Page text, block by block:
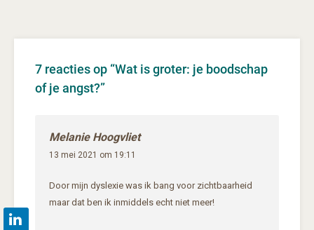
7 reacties op “Wat is groter: je boodschap
of je angst?”
Melanie Hoogvliet
13 mei 2021 om 19:11
Door mijn dyslexie was ik bang voor zichtbaarheid
maar dat ben ik inmiddels echt niet meer!